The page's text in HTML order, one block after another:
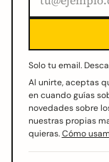
Solo tu email.
Al unirte, aceptas
en cuando guías
novedades sobre
nuestras propias
quieras.Cómo